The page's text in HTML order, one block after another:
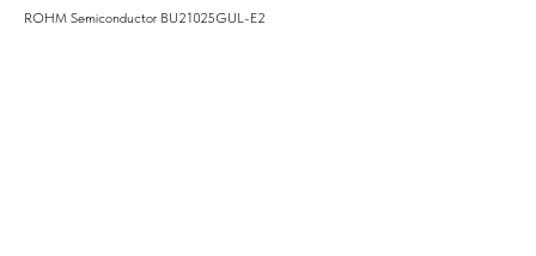
ROHM Semiconductor BU21025GUL-E2